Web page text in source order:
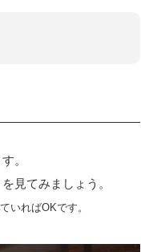
。
見てみましょう。
いればOKです。